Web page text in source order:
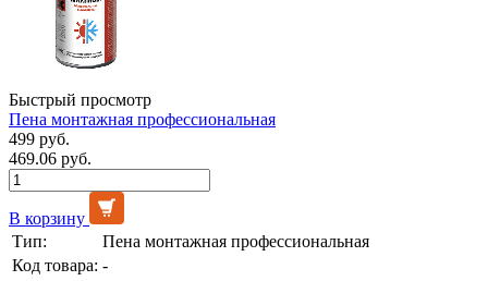
Быстрый просмотр
Пена монтажная профессиональная
499 руб.
469.06 руб.
В корзину
Тип:
Пена монтажная профессиональная
Код товара: -